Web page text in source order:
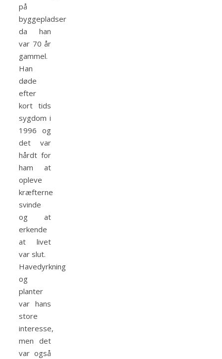
på
byggepladser
da han
var 70 år
gammel.
Han
døde
efter
kort tids
sygdom i
1996 og
det var
hårdt for
ham at
opleve
kræfterne
svinde
og at
erkende
at livet
var slut.
Havedyrkning
og
planter
var hans
store
interesse,
men det
var også